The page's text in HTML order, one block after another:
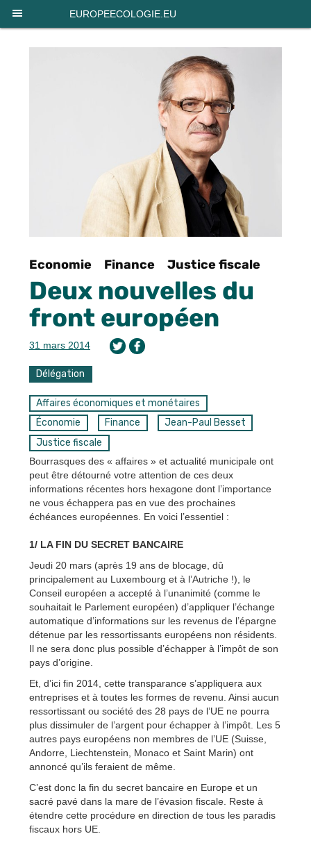
EUROPEECOLOGIE.EU
Economie Finance Justice fiscale
Deux nouvelles du
front européen
31 mars 2014
Délégation
Affaires économiques et monétaires
Économie
Finance
Jean-Paul Besset
Justice fiscale
Bourrasques des « affaires » et actualité municipale ont
peut être détourné votre attention de ces deux
informations récentes hors hexagone dont l’importance
ne vous échappera pas en vue des prochaines
échéances européennes. En voici l’essentiel :
1/ LA FIN DU SECRET BANCAIRE
Jeudi 20 mars (après 19 ans de blocage, dû
principalement au Luxembourg et à l’Autriche !), le
Conseil européen a accepté à l’unanimité (comme le
souhaitait le Parlement européen) d’appliquer l’échange
automatique d’informations sur les revenus de l’épargne
détenue par les ressortissants européens non résidents.
Il ne sera donc plus possible d’échapper à l’impôt de son
pays d’origine.
Et, d’ici fin 2014, cette transparance s’appliquera aux
entreprises et à toutes les formes de revenu. Ainsi aucun
ressortissant ou société des 28 pays de l’UE ne pourra
plus dissimuler de l’argent pour échapper à l’impôt. Les 5
autres pays européens non membres de l’UE (Suisse,
Andorre, Liechtenstein, Monaco et Saint Marin) ont
annoncé qu’ils feraient de même.
C’est donc la fin du secret bancaire en Europe et un
sacré pavé dans la mare de l’évasion fiscale. Reste à
étendre cette procédure en direction de tous les paradis
fiscaux hors UE.